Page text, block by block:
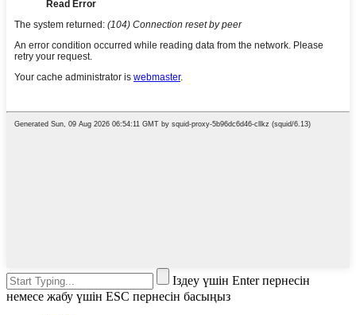
Іздеу үшін Enter пернесін
немесе жабу үшін ESC пернесін басыңыз